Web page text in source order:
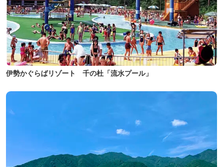
伊勢かぐらばリゾート 千の杜「流水プール」